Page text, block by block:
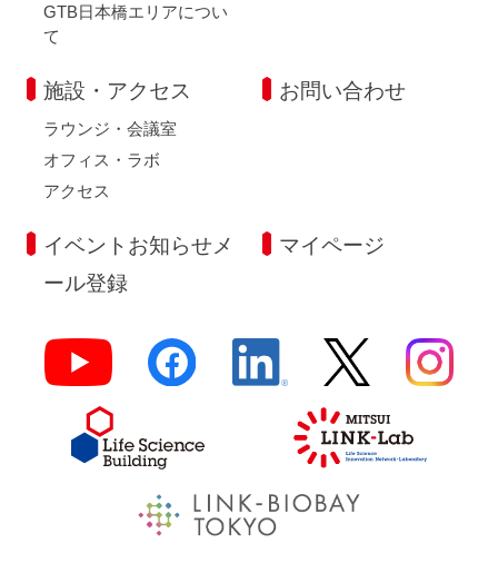
GTB日本橋エリアについ
て
施設・アクセス
ラウンジ・会議室
オフィス・ラボ
アクセス
お問い合わせ
イベントお知らせメ
ール登録
マイページ